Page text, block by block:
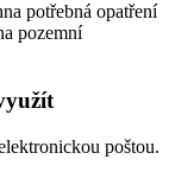
potřebná opatření
pozemní
poštou.